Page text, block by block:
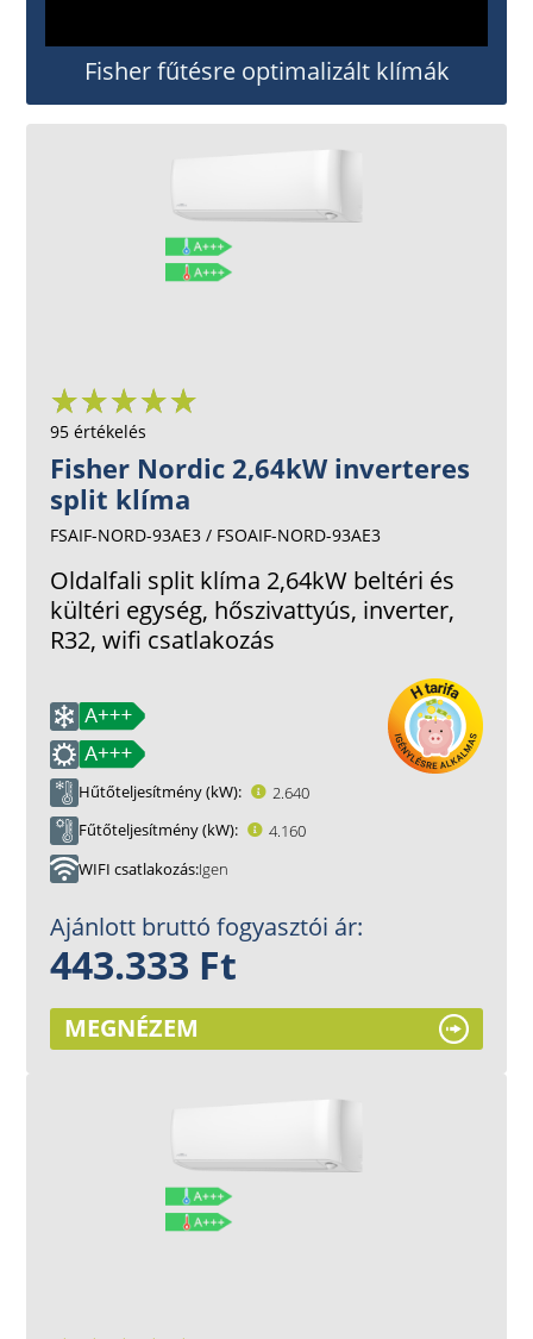
Fisher fűtésre optimalizált klímák
95 értékelés
Fisher Nordic 2,64kW inverteres
split klíma
FSAIF-NORD-93AE3 / FSOAIF-NORD-93AE3
Oldalfali split klíma 2,64kW beltéri és
kültéri egység, hőszivattyús, inverter,
R32, wifi csatlakozás
Hűtőteljesítmény (kW)
2.640
Fűtőteljesítmény (kW)
4.160
WIFI csatlakozás Igen
Ajánlott bruttó fogyasztói ár:
443.333 Ft
MEGNÉZEM